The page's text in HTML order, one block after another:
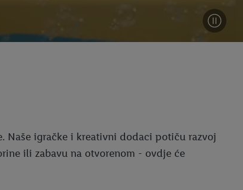
Naše igračke i kreativni dodaci potiču razvoj
ili zabavu na otvorenom - ovdje će